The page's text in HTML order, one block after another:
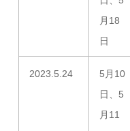
月18
日
2023.5.24
5月10
日、5
月11